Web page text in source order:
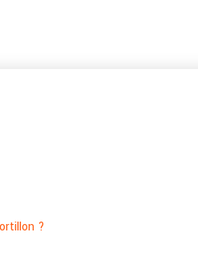
?